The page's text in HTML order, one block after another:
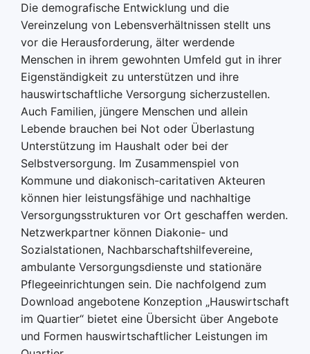
Die demografische Entwicklung und die
Vereinzelung von Lebensverhältnissen stellt uns
vor die Herausforderung, älter werdende
Menschen in ihrem gewohnten Umfeld gut in ihrer
Eigenständigkeit zu unterstützen und ihre
hauswirtschaftliche Versorgung sicherzustellen.
Auch Familien, jüngere Menschen und allein
Lebende brauchen bei Not oder Überlastung
Unterstützung im Haushalt oder bei der
Selbstversorgung. Im Zusammenspiel von
Kommune und diakonisch-caritativen Akteuren
können hier leistungsfähige und nachhaltige
Versorgungsstrukturen vor Ort geschaffen werden.
Netzwerkpartner können Diakonie- und
Sozialstationen, Nachbarschaftshilfevereine,
ambulante Versorgungsdienste und stationäre
Pflegeeinrichtungen sein. Die nachfolgend zum
Download angebotene Konzeption „Hauswirtschaft
im Quartier“ bietet eine Übersicht über Angebote
und Formen hauswirtschaftlicher Leistungen im